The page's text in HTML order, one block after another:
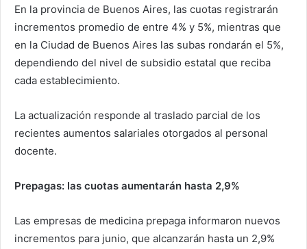
En la provincia de Buenos Aires, las cuotas registrarán
incrementos promedio de entre 4% y 5%, mientras que
en la Ciudad de Buenos Aires las subas rondarán el 5%,
dependiendo del nivel de subsidio estatal que reciba
cada establecimiento.
La actualización responde al traslado parcial de los
recientes aumentos salariales otorgados al personal
docente.
Prepagas: las cuotas aumentarán hasta 2,9%
Las empresas de medicina prepaga informaron nuevos
incrementos para junio, que alcanzarán hasta un 2,9%